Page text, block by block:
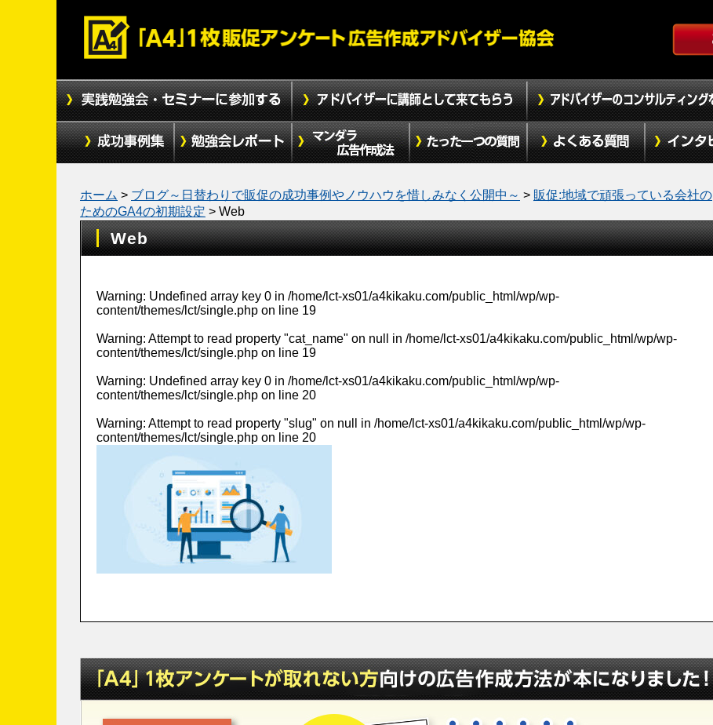
ホーム > ブログ～日替わりで販促の成功事例やノウハウを惜しみなく公開中～ > 販促:地域で頑張っている会社の
ためのGA4の初期設定 > Web
Web
Warning: Undefined array key 0 in /home/lct-xs01/a4kikaku.com/public_html/wp/wp-
content/themes/lct/single.php on line 19
Warning: Attempt to read property "cat_name" on null in /home/lct-xs01/a4kikaku.com/public_html/wp/wp-
content/themes/lct/single.php on line 19
Warning: Undefined array key 0 in /home/lct-xs01/a4kikaku.com/public_html/wp/wp-
content/themes/lct/single.php on line 20
Warning: Attempt to read property "slug" on null in /home/lct-xs01/a4kikaku.com/public_html/wp/wp-
content/themes/lct/single.php on line 20